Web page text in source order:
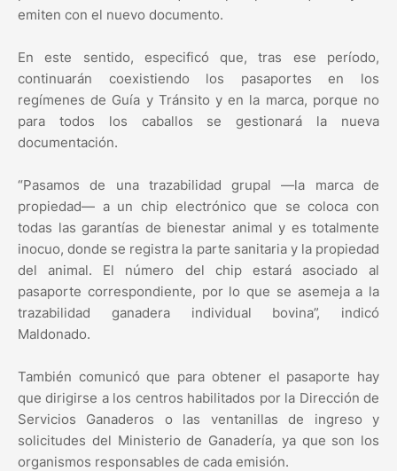
emiten con el nuevo documento.
En este sentido, especificó que, tras ese período,
continuarán coexistiendo los pasaportes en los
regímenes de Guía y Tránsito y en la marca, porque no
para todos los caballos se gestionará la nueva
documentación.
“Pasamos de una trazabilidad grupal —la marca de
propiedad— a un chip electrónico que se coloca con
todas las garantías de bienestar animal y es totalmente
inocuo, donde se registra la parte sanitaria y la propiedad
del animal. El número del chip estará asociado al
pasaporte correspondiente, por lo que se asemeja a la
trazabilidad ganadera individual bovina”, indicó
Maldonado.
También comunicó que para obtener el pasaporte hay
que dirigirse a los centros habilitados por la Dirección de
Servicios Ganaderos o las ventanillas de ingreso y
solicitudes del Ministerio de Ganadería, ya que son los
organismos responsables de cada emisión.